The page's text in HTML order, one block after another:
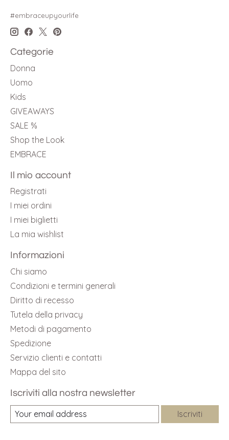
#embraceupyourlife
Categorie
Donna
Uomo
Kids
GIVEAWAYS
SALE %
Shop the Look
EMBRACE
Il mio account
Registrati
I miei ordini
I miei biglietti
La mia wishlist
Informazioni
Chi siamo
Condizioni e termini generali
Diritto di recesso
Tutela della privacy
Metodi di pagamento
Spedizione
Servizio clienti e contatti
Mappa del sito
Iscriviti alla nostra newsletter
Iscriviti